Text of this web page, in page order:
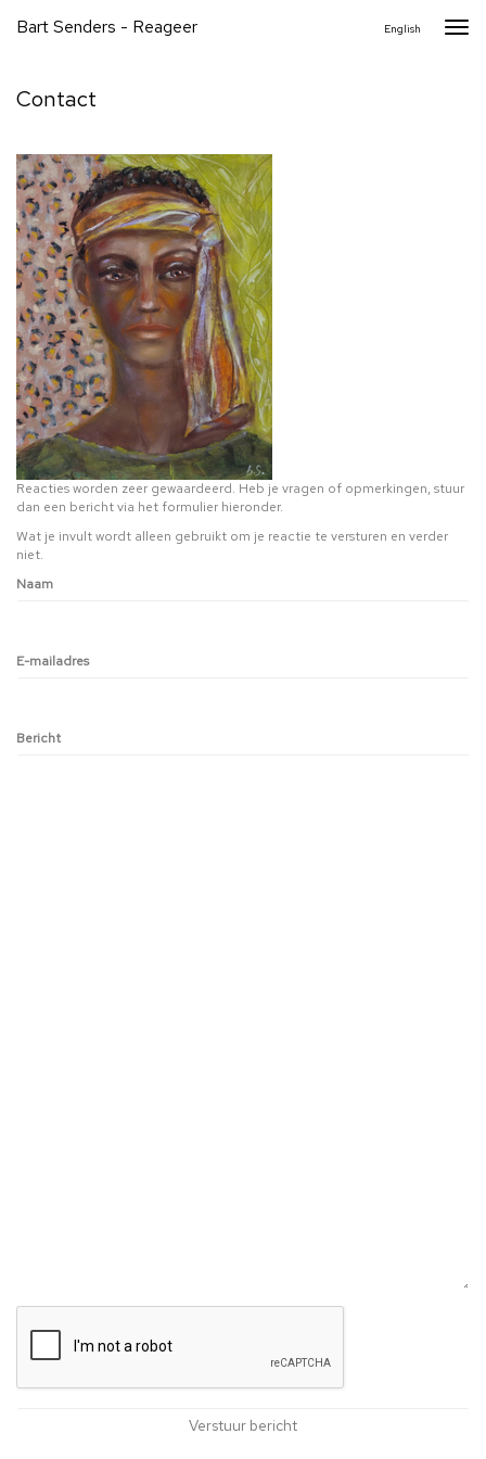
Bart Senders - Reageer English
Contact
Reacties worden zeer gewaardeerd. Heb je vragen of opmerkingen, stuur
dan een bericht via het formulier hieronder.
Wat je invult wordt alleen gebruikt om je reactie te versturen en verder
niet.
Naam
E-mailadres
Bericht